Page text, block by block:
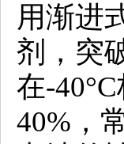
用渐进
剂，突
在-
40%，